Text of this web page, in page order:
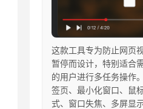
这款工具专为防止网页
暂停而设计，特别适合
的用户进行多任务操作
签页、最小化窗口、鼠
式、窗口失焦、多屏显